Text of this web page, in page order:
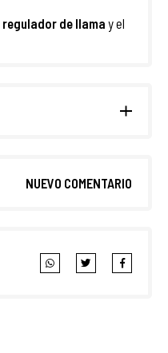
regulador de llama y el
NUEVO COMENTARIO